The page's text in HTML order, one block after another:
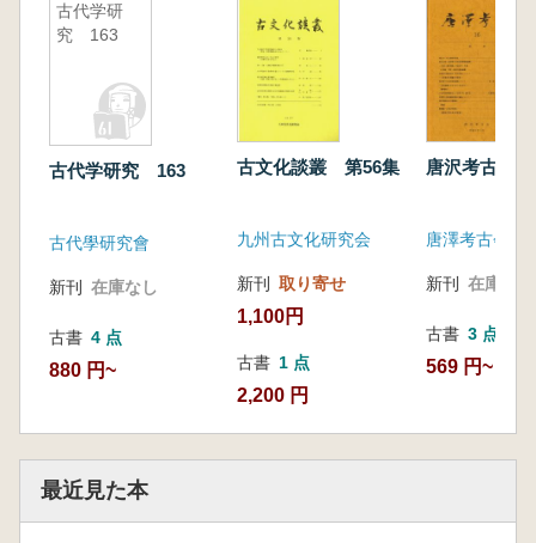
古代学研
究 163
古代学研究 163
古代學研究會
新刊 在庫なし
古書 4 点
880 円~
古文化談叢 第56集
九州古文化研究会
新刊 取り寄せ
1,100円
古書 1 点
2,200 円
唐沢考古 第
唐澤考古会
新刊 在庫なし
古書 3 点
569 円~
最近見た本